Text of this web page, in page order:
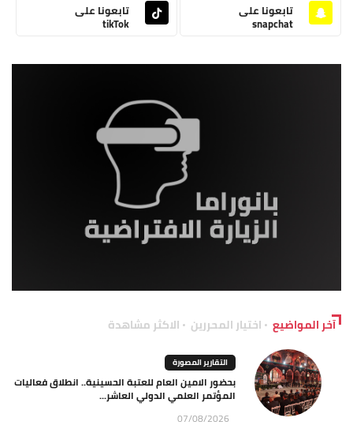
تابعونا على
snapchat
تابعونا على
tikTok
آخر المواضيع اختيار المحررين الاكثر مشاهدة
التقارير المصورة
بحضور الامين العام للعتبة الحسينية.. انطلاق فعاليات
المؤتمر العلمي الدولي العاشر...
07/08/2026